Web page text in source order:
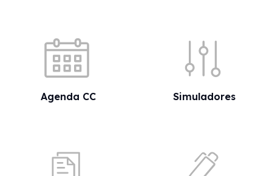
Agenda CC Simuladores